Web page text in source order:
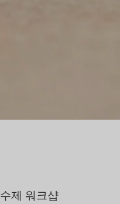
수제 워크샵